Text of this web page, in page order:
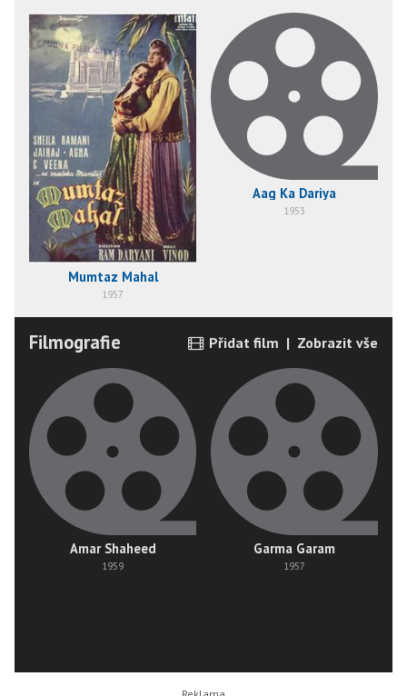
Mumtaz Mahal
1957
Aag Ka Dariya
1953
Filmografie Přidat film | Zobrazit vše
Amar Shaheed
1959
Garma Garam
1957